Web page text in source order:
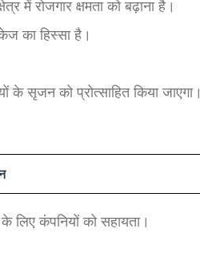
में रोजगार क्षमता को बढ़ाना है।
का हिस्सा है।
को प्रोत्साहित किया जाएगा।
लिए कंपनियों को सहायता।